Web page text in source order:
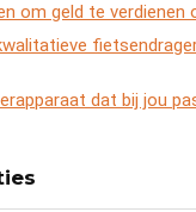
om geld te verdienen
dat bij jou